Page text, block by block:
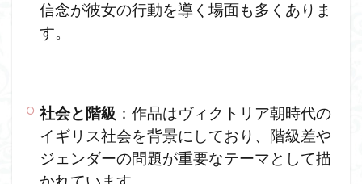
信念が彼女の行動を導く場面も多くありま
す。
社会と階級 ：作品はヴィクトリア朝時代の
イギリス社会を背景にしており、階級差や
ジェンダーの問題が重要なテーマとして描